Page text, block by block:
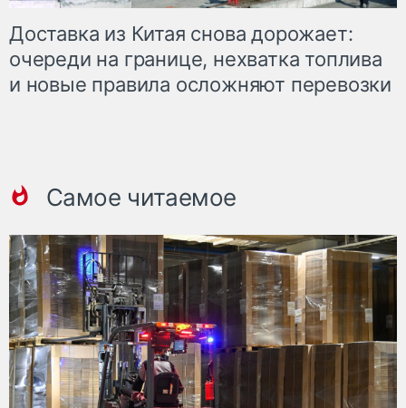
Доставка из Китая снова дорожает:
очереди на границе, нехватка топлива
и новые правила осложняют перевозки
Самое читаемое